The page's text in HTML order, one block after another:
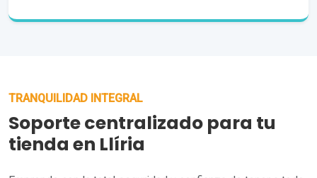
TRANQUILIDAD INTEGRAL
Soporte centralizado para tu
tienda en Llíria